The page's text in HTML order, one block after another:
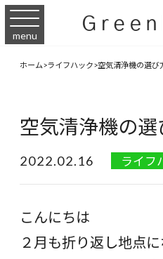
menu
ホーム>ライフハック>空気清浄機の選び
空気清浄機の
2022.02.16 ライフ
こんにちは
２月も折り返し地点